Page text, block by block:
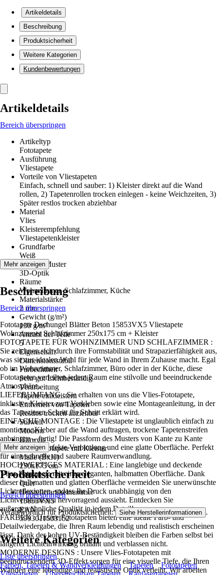
Artikeldetails
Beschreibung
Produktsicherheit
Weitere Kategorien
Kundenbewertungen
Artikeldetails
Bereich überspringen
Artikeltyp
Fototapete
Ausführung
Vliestapete
Vorteile von Vliestapeten
Einfach, schnell und sauber: 1) Kleister direkt auf die Wand
rollen, 2) Tapetenrollen trocken einlegen - keine Weichzeiten, 3)
Später restlos trocken abziehbar
Material
Vlies
Kleisterempfehlung
Vliestapetenkleister
Grundfarbe
Weiß
Dekor / Muster
3D-Optik
Räume
Wohnzimmer, Schlafzimmer, Küche
Materialstärke
2 mm
Gewicht (g/m²)
130 g/m²
Anzahl der Teile
5
Eigenschaft
Dimensionsstabil
Farbechtheit
Sehr gut Lichtbeständig
Verarbeitung
Tapete einkleistern
Entfernen von Tapeten
Restlos trocken abziehbar
Stilwelt
Modern
Hinweis
Vlies Fototapete mit Kleister
Maße (BxH)
250x175 cm
Format
Quer
Herstellerartikelnummer
15853VX5
EAN
5903011533152
Mehr anzeigen
Beschreibung
Bereich überspringen
Fototapete Dschungel Blätter Beton 15853VX5 Vliestapete
Wohnzimmer Schlafzimmer 250x175 cm + Kleister
FOTOTAPETE FÜR WOHNZIMMER UND SCHLAFZIMMER :
Sie zeichnen sich durch ihre Formstabilität und Strapazierfähigkeit aus,
was sie zur idealen Wahl für jede Wand in Ihrem Zuhause macht. Egal
ob im Wohnzimmer, Schlafzimmer, Büro oder in der Küche, diese
Fototapeten verleihen jedem Raum eine stilvolle und beeindruckende
Atmosphäre..
LIEFERUMFANG : Sie erhalten von uns die Vlies-Fototapete,
inklusive Kleister zum Verkleben sowie eine Montageanleitung, in der
das Tapezieren Schritt für Schritt erklärt wird.
EINFACHE MONTAGE : Die Vliestapete ist unglaublich einfach zu
montieren: Kleber auf die Wand auftragen, trockene Tapetenstreifen
anbringen – fertig! Die Passform des Musters von Kante zu Kante
sorgt für eine perfekte Verbindung und eine glatte Oberfläche. Perfekt
für eine schnelle und saubere Raumverwandlung.
HOCHWERTIGES MATERIAL : Eine langlebige und deckende
Vlies-Fototapete mit einer eleganten, halbmatten Oberfläche. Dank
dieser halbmatten und glatten Oberfläche vermeiden Sie unerwünschte
Lichtreflexionen, sodass Ihr Druck unabhängig von den
Lichtverhältnissen hervorragend aussieht. Entdecken Sie
außergewöhnliche Qualität in jedem Detail!
FARBEN : Unsere Fototapeten bieten eine ideale Farb- und
Detailwiedergabe, die Ihren Raum lebendig und realistisch erscheinen
lässt. Dank der hohen UV-Beständigkeit bleiben die Farben selbst bei
längerer Lichteinwirkung brillant und verblassen nicht.
MODERNE DESIGNS : Unsere Vlies-Fototapeten mit
beeindruckendem 3D-Effekt sorgen für eine visuelle Tiefe, die Ihren
Wänden eine lebendige und realistische Optik verleiht. Wir arbeiten
Mehr anzeigen
Produktsicherheit
Bereich überspringen
Verantwortlich für Produktsicherheit: Siehe Herstellerinformationen .
Weitere Kategorien
Liste überspringen
Farben, Tapeten & Wandverkleidungen
Tapeten
Fototapeten